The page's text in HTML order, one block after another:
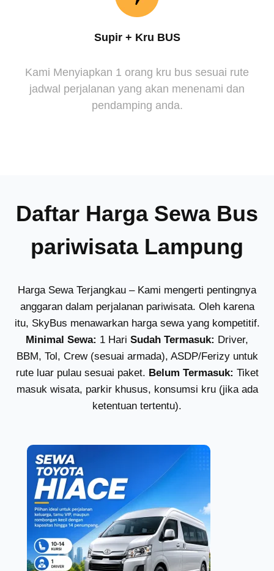
Supir + Kru BUS
Kami Menyiapkan 1 orang kru bus sesuai rute
jadwal perjalanan yang akan menenami dan
pendamping anda.
Daftar Harga Sewa Bus
pariwisata Lampung
Harga Sewa Terjangkau – Kami mengerti pentingnya
anggaran dalam perjalanan pariwisata. Oleh karena
itu, SkyBus menawarkan harga sewa yang kompetitif.
Minimal Sewa: 1 Hari Sudah Termasuk: Driver,
BBM, Tol, Crew (sesuai armada), ASDP/Ferizy untuk
rute luar pulau sesuai paket. Belum Termasuk: Tiket
masuk wisata, parkir khusus, konsumsi kru (jika ada
ketentuan tertentu).